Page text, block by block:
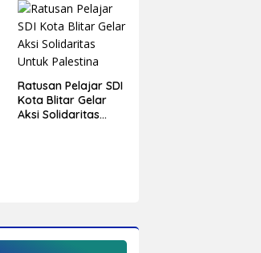
Ratusan Pelajar SDI
Kota Blitar Gelar
Aksi Solidaritas